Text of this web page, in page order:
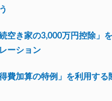
空き家の3,000万円控除」
ーション
費加算の特例」を利用する